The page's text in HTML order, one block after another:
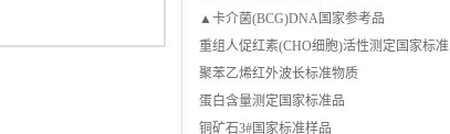
▲卡介菌(BCG)DNA国家参考品
重组人促红素(CHO细胞)活性测定国家标准
品(rhEPO)
聚苯乙烯红外波长标准物质
蛋白含量测定国家标准品
铜矿石3#国家标准样品